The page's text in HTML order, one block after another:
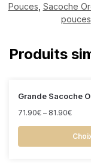
Pouces Sacoche
pouces
Produits
Grande Sacoche
71.90€ – 81.90€